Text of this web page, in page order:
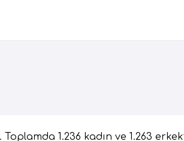
Toplamda 1.236 kadın ve 1.263